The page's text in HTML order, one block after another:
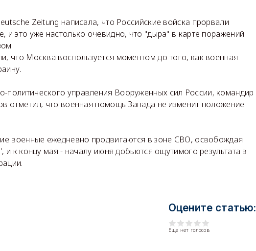
Zeitung написала, что Российские войска прорвали
и это уже настолько очевидно, что "дыра" в карте поражений
что Москва воспользуется моментом до того, как военная
политического управления Вооруженных сил России, командир
отметил, что военная помощь Запада не изменит положение
военные ежедневно продвигаются в зоне СВО, освобождая
и к концу мая - началу июня добьются ощутимого результата в
Оцените статью:
Еще нет голосов